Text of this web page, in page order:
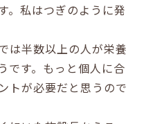
。私はつぎのように発
は半数以上の人が栄養
です。もっと個人に合
トが必要だと思うので